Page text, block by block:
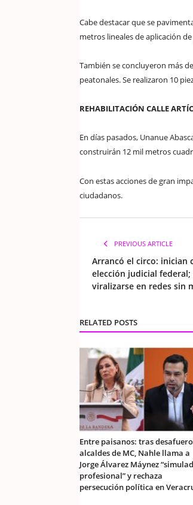
Cabe destacar que se
metros lineales de aplicación
También se concluyeron más
peatonales. Se realizaron 10
REHABILITACIÓN CALLE
En días pasados, Unanue
construirán 12 mil metros
Con estas acciones de gran
ciudadanos.
PREVIOUS ARTICLE
Arrancó el circo: inician
elección judicial
viralizarse en redes sin
RELATED POSTS
Entre paisanos: tras
alcaldes de MC, Nahle llama a
Jorge Álvarez Máynez
profesional” y rechaza
persecución política en